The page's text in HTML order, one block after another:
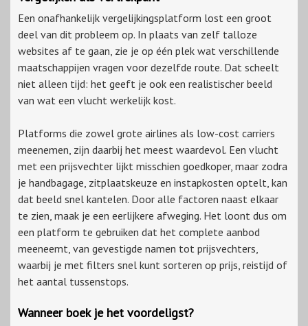
Een onafhankelijk vergelijkingsplatform lost een groot
deel van dit probleem op. In plaats van zelf talloze
websites af te gaan, zie je op één plek wat verschillende
maatschappijen vragen voor dezelfde route. Dat scheelt
niet alleen tijd: het geeft je ook een realistischer beeld
van wat een vlucht werkelijk kost.
Platforms die zowel grote airlines als low-cost carriers
meenemen, zijn daarbij het meest waardevol. Een vlucht
met een prijsvechter lijkt misschien goedkoper, maar zodra
je handbagage, zitplaatskeuze en instapkosten optelt, kan
dat beeld snel kantelen. Door alle factoren naast elkaar
te zien, maak je een eerlijkere afweging. Het loont dus om
een platform te gebruiken dat het complete aanbod
meeneemt, van gevestigde namen tot prijsvechters,
waarbij je met filters snel kunt sorteren op prijs, reistijd of
het aantal tussenstops.
Wanneer boek je het voordeligst?